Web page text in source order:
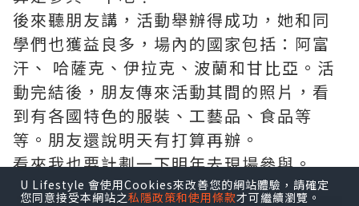
後來聽朋友講，活動舉辦得成功，她和同
學們也獲益良多，場內的國家包括：阿富
汗、 哈薩克、伊拉克、波蘭和甘比亞。活
動完結後，朋友傳來活動其間的照片，看
到有各國特色的服裝、工藝品、食品等
等。朋友還說明天有打算再辦。
看來我也要計劃一下明年去現場參與。
點擊圖片放大
U Lifestyle 會使用Cookies來改善您的網站體驗，請確定
您同意接受本網站之私隱政策和使用條款才可繼續瀏覽。